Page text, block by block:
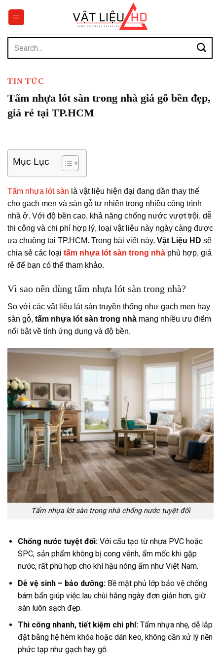
dung
for:
TIN TỨC
Tấm nhựa lót sàn trong nhà giả gỗ bền đẹp,
giá rẻ tại TP.HCM
Mục Lục
Tấm nhựa lót sàn là vật liệu hiện đại đang dần thay thế
cho gạch men và sàn gỗ tự nhiên trong nhiều công trình
nhà ở. Với độ bền cao, khả năng chống nước vượt trội, dễ
thi công và chi phí hợp lý, loại vật liệu này ngày càng được
ưa chuộng tại TP.HCM. Trong bài viết này, Vật Liệu HD sẽ
chia sẻ các loại tấm nhựa lót sàn trong nhà phù hợp, giá
rẻ để bạn có thể tham khảo.
Vì sao nên dùng tấm nhựa lót sàn trong nhà?
So với các vật liệu lát sàn truyền thống như gạch men hay
sàn gỗ, tấm nhựa lót sàn trong nhà mang nhiều ưu điểm
nổi bật về tính ứng dụng và độ bền.
Tấm nhựa lót sàn trong nhà chống nước tuyệt đối
Chống nước tuyệt đối:Với cấu tạo từ nhựa PVC hoặc
SPC, sản phẩm không bị cong vênh, ẩm mốc khi gặp
nước, rất phù hợp cho khí hậu nóng ẩm như Việt Nam.
Dễ vệ sinh – bảo dưỡng:Bề mặt phủ lớp bảo vệ chống
bám bẩn giúp việc lau chùi hằng ngày đơn giản hơn, giữ
sàn luôn sạch đẹp.
Thi công nhanh, tiết kiệm chi phí:Tấm nhựa nhẹ, dễ lắp
đặt bằng hệ hèm khóa hoặc dán keo, không cần xử lý nền
phức tạp như gạch hay gỗ.